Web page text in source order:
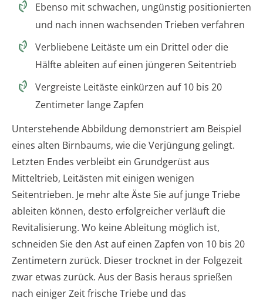
Ebenso mit schwachen, ungünstig positionierten
und nach innen wachsenden Trieben verfahren
Verbliebene Leitäste um ein Drittel oder die
Hälfte ableiten auf einen jüngeren Seitentrieb
Vergreiste Leitäste einkürzen auf 10 bis 20
Zentimeter lange Zapfen
Unterstehende Abbildung demonstriert am Beispiel
eines alten Birnbaums, wie die Verjüngung gelingt.
Letzten Endes verbleibt ein Grundgerüst aus
Mitteltrieb, Leitästen mit einigen wenigen
Seitentrieben. Je mehr alte Äste Sie auf junge Triebe
ableiten können, desto erfolgreicher verläuft die
Revitalisierung. Wo keine Ableitung möglich ist,
schneiden Sie den Ast auf einen Zapfen von 10 bis 20
Zentimetern zurück. Dieser trocknet in der Folgezeit
zwar etwas zurück. Aus der Basis heraus sprießen
nach einiger Zeit frische Triebe und das